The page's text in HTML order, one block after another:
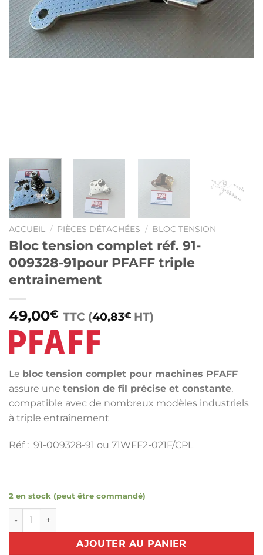
ACCUEIL / PIÈCES DÉTACHÉES / BLOC TENSION
Bloc tension complet réf. 91-
009328-91pour PFAFF triple
entrainement
49,00€ TTC (40,83€ HT)
Le bloc tension complet pour machines PFAFF
assure une tension de fil précise et constante,
compatible avec de nombreux modèles industriels
à triple entraînement
Réf : 91-009328-91 ou 71WFF2-021F/CPL
2 en stock (peut être commandé)
quantité de Bloc tension complet réf. 91-009328-91pour
AJOUTER AU PANIER